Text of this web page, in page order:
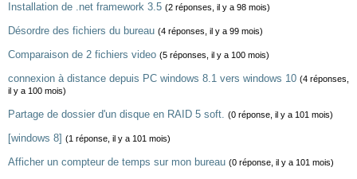
Installation de .net framework 3.5 (2 réponses, il y a 98 mois)
Désordre des fichiers du bureau (4 réponses, il y a 99 mois)
Comparaison de 2 fichiers video (5 réponses, il y a 100 mois)
connexion à distance depuis PC windows 8.1 vers windows 10 (4 réponses,
il y a 100 mois)
Partage de dossier d'un disque en RAID 5 soft. (0 réponse, il y a 101 mois)
[windows 8] (1 réponse, il y a 101 mois)
Afficher un compteur de temps sur mon bureau (0 réponse, il y a 101 mois)